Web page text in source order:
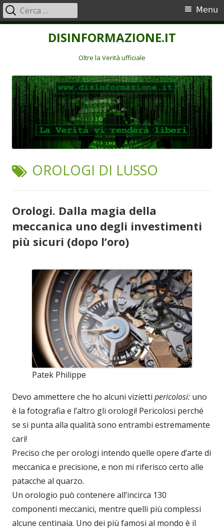
DISINFORMAZIONE.IT
Oltre la Verità ufficiale
Menu
principale
Menu
Ricerca
per:
TAG:
OROLOGI DI LUSSO
Orologi. Dalla magia della
meccanica uno degli investimenti
più sicuri (dopo l’oro)
Patek Philippe
Devo ammettere che ho alcuni vizietti pericolosi: uno
è la fotografia e l’altro gli orologi! Pericolosi perché
se si punta alla qualità sono entrambi estremamente
cari!
Preciso che per orologi intendo quelle opere d’arte di
meccanica e precisione, e non mi riferisco certo alle
patacche al quarzo.
Un orologio può contenere all’incirca 130
componenti meccanici, mentre quelli più complessi
alcune centinaia. Uno dei più famosi al mondo è il